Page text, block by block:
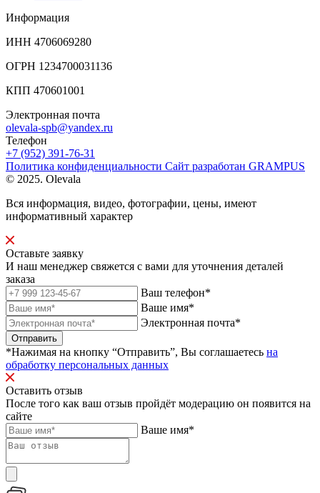
Информация
ИНН 4706069280
ОГРН 1234700031136
КПП 470601001
Электронная почта
olevala-spb@yandex.ru
Телефон
+7 (952) 391-76-31
Политика конфиденциальности Сайт разработан GRAMPUS
© 2025. Olevala
Вся информация, видео, фотографии, цены, имеют
информативный характер
Оставьте заявку
И наш менеджер свяжется с вами для уточнения деталей
заказа
Ваш телефон*
Ваше имя*
Электронная почта*
Отправить
*Нажимая на кнопку “Отправить”, Вы соглашаетесь на
обработку персональных данных
Оставить отзыв
После того как ваш отзыв пройдёт модерацию он появится на
сайте
Ваше имя*